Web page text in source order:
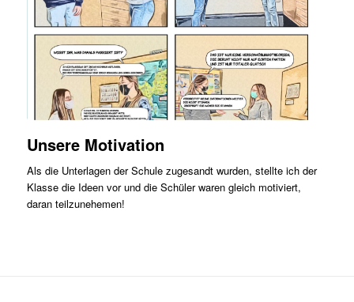
Unsere Motivation
Als die Unterlagen der Schule zugesandt wurden, stellte ich der
Klasse die Ideen vor und die Schüler waren gleich motiviert,
daran teilzunehemen!